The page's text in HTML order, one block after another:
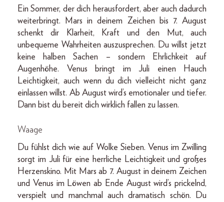
Ein Sommer, der dich herausfordert, aber auch dadurch
weiterbringt. Mars in deinem Zeichen bis 7. August
schenkt dir Klarheit, Kraft und den Mut, auch
unbequeme Wahrheiten auszusprechen. Du willst jetzt
keine halben Sachen – sondern Ehrlichkeit auf
Augenhöhe. Venus bringt im Juli einen Hauch
Leichtigkeit, auch wenn du dich vielleicht nicht ganz
einlassen willst. Ab August wird’s emotionaler und tiefer.
Dann bist du bereit dich wirklich fallen zu lassen.
Waage
Du fühlst dich wie auf Wolke Sieben. Venus im Zwilling
sorgt im Juli für eine herrliche Leichtigkeit und großes
Herzenskino. Mit Mars ab 7. August in deinem Zeichen
und Venus im Löwen ab Ende August wird’s prickelnd,
verspielt und manchmal auch dramatisch schön. Du